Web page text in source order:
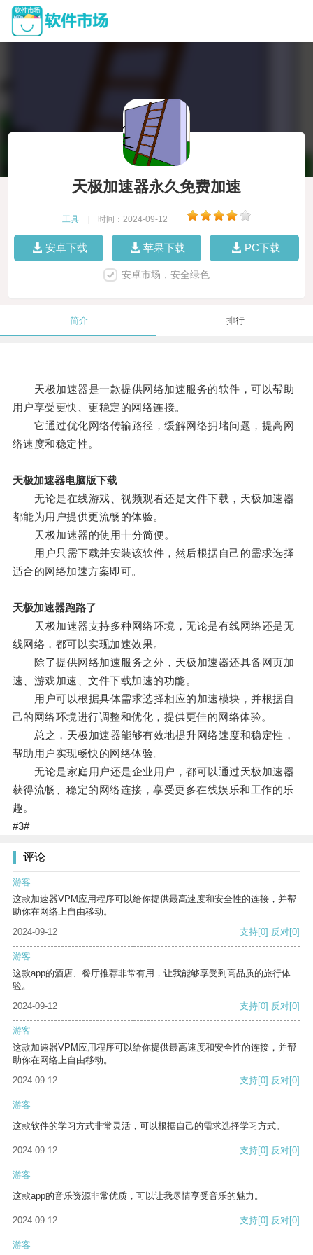
天极加速器永久免费加速
工具 时间：2024-09-12
安卓下载 苹果下载 PC下载
安卓市场，安全绿色
简介 排行
天极加速器是一款提供网络加速服务的软件，可以帮助
用户享受更快、更稳定的网络连接。
它通过优化网络传输路径，缓解网络拥堵问题，提高网
络速度和稳定性。
天极加速器电脑版下载
无论是在线游戏、视频观看还是文件下载，天极加速器
都能为用户提供更流畅的体验。
天极加速器的使用十分简便。
用户只需下载并安装该软件，然后根据自己的需求选择
适合的网络加速方案即可。
天极加速器跑路了
天极加速器支持多种网络环境，无论是有线网络还是无
线网络，都可以实现加速效果。
除了提供网络加速服务之外，天极加速器还具备网页加
速、游戏加速、文件下载加速的功能。
用户可以根据具体需求选择相应的加速模块，并根据自
己的网络环境进行调整和优化，提供更佳的网络体验。
总之，天极加速器能够有效地提升网络速度和稳定性，
帮助用户实现畅快的网络体验。
无论是家庭用户还是企业用户，都可以通过天极加速器
获得流畅、稳定的网络连接，享受更多在线娱乐和工作的乐
趣。
#3#
评论
游客
这款加速器VPM应用程序可以给你提供最高速度和安全性的连接，并帮
助你在网络上自由移动。
2024-09-12
支持[0] 反对[0]
游客
这款app的酒店、餐厅推荐非常有用，让我能够享受到高品质的旅行体
验。
2024-09-12
支持[0] 反对[0]
游客
这款加速器VPM应用程序可以给你提供最高速度和安全性的连接，并帮
助你在网络上自由移动。
2024-09-12
支持[0] 反对[0]
游客
这款软件的学习方式非常灵活，可以根据自己的需求选择学习方式。
2024-09-12 支持[0] 反对[0]
游客
这款app的音乐资源非常优质，可以让我尽情享受音乐的魅力。
2024-09-12 支持[0] 反对[0]
游客